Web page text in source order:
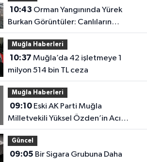
10:43
Burkan Görüntüler: Canlıların
Alevlerden Kaçışı Kamerada
Muğla Haberleri
10:37
milyon 514 bin TL ceza
Muğla Haberleri
09:10Eski AK Parti Muğla
Milletvekili Yüksel Özden’in Acı
Günü
Güncel
09:05